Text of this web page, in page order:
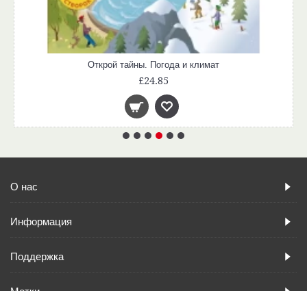
Открой тайны. Часы и время
£24.85
О нас
Информация
Поддержка